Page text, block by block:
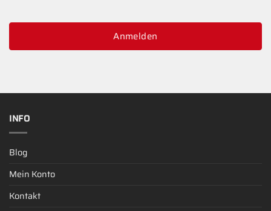
Anmelden
INFO
Blog
Mein Konto
Kontakt